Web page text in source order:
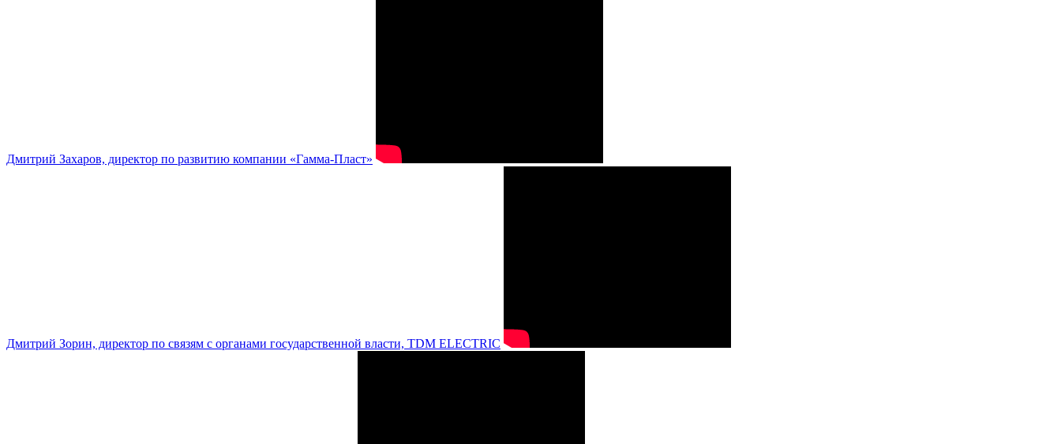
Дмитрий Захаров, директор по развитию компании «Гамма-Пласт»
Дмитрий Зорин, директор по связям с органами государственной власти, TDM ELECTRIC